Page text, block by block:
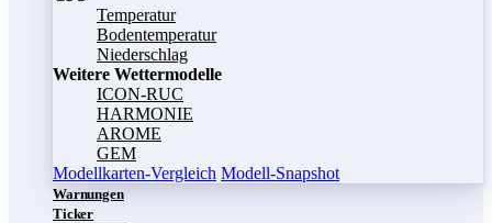
Temperatur
Bodentemperatur
Niederschlag
Weitere Wettermodelle
ICON-RUC
HARMONIE
AROME
GEM
Modellkarten-Vergleich Modell-Snapshot
Warnungen
Ticker